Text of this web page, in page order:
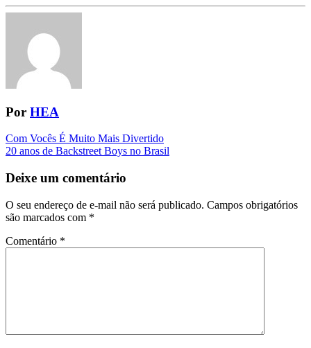
Por HEA
Navegação
da
Postagem
Com Vocês É Muito Mais Divertido
20 anos de Backstreet Boys no Brasil
Deixe um comentário
O seu endereço de e-mail não será publicado. Campos obrigatórios
são marcados com *
Comentário *